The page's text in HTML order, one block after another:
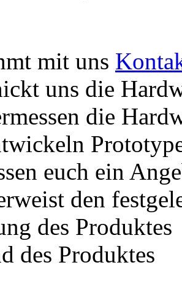
mit uns
uns die
die
euch ein
den
des Produktes
des Produktes